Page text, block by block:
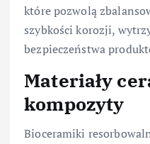
które pozwolą
szybkości korozji,
bezpieczeństwa
Materiały
kompozyty
Bioceramiki